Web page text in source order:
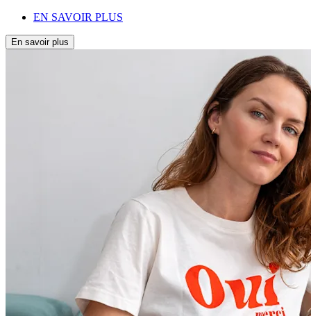
EN SAVOIR PLUS
En savoir plus